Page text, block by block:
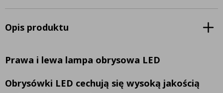
Opis produktu
Prawa i lewa lampa obrysowa LED
Obrysówki LED cechują się wysoką jakością